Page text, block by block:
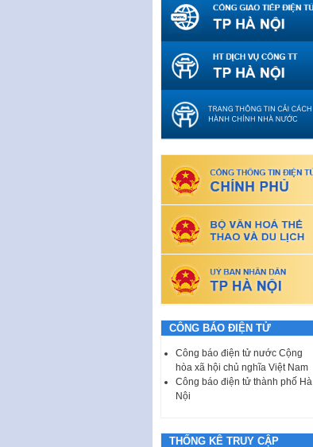
CÔNG BÁO ĐIỆN TỬ
Công báo điện tử nước Cộng
hòa xã hội chủ nghĩa Việt Nam
Công báo điện tử thành phố Hà
Nội
THỐNG KÊ TRUY CẬP